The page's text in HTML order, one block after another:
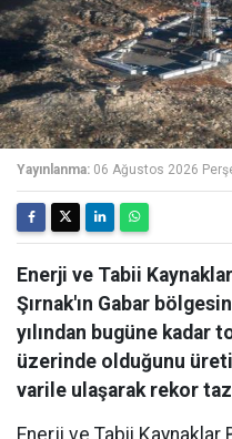
Yayınlanma: 06 Ağustos 2026
Enerji ve Tabii
Şırnak'ın Gabar
yılından bugüne kadar
üzerinde olduğunu
varile ulaşarak rekor
Enerji ve Tabii Kaynaklar